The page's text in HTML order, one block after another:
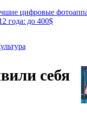
цифровые
года: до 400$
себя